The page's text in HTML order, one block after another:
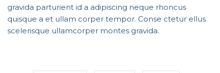
gravida parturient id a adipiscing neque rhoncus
quisque a et ullam corper tempor. Conse ctetur ellus
scelerisque ullamcorper montes gravida.